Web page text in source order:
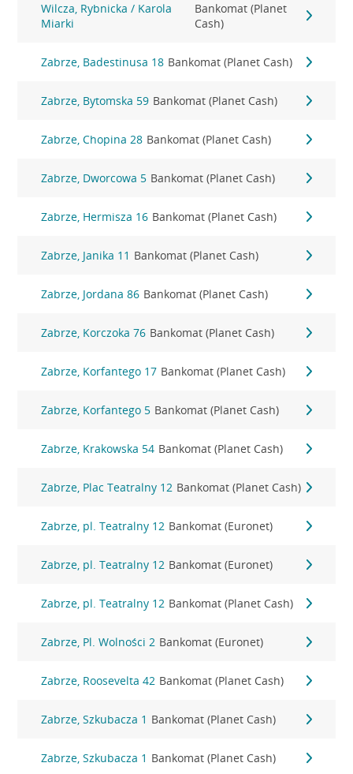
Wilcza, Rybnicka / Karola
Miarki
Bankomat (Planet
Cash)
Zabrze, Badestinusa 18 Bankomat (Planet Cash)
Zabrze, Bytomska 59 Bankomat (Planet Cash)
Zabrze, Chopina 28 Bankomat (Planet Cash)
Zabrze, Dworcowa 5 Bankomat (Planet Cash)
Zabrze, Hermisza 16 Bankomat (Planet Cash)
Zabrze, Janika 11 Bankomat (Planet Cash)
Zabrze, Jordana 86 Bankomat (Planet Cash)
Zabrze, Korczoka 76 Bankomat (Planet Cash)
Zabrze, Korfantego 17 Bankomat (Planet Cash)
Zabrze, Korfantego 5 Bankomat (Planet Cash)
Zabrze, Krakowska 54 Bankomat (Planet Cash)
Zabrze, Plac Teatralny 12 Bankomat (Planet Cash)
Zabrze, pl. Teatralny 12 Bankomat (Euronet)
Zabrze, pl. Teatralny 12 Bankomat (Euronet)
Zabrze, pl. Teatralny 12 Bankomat (Planet Cash)
Zabrze, Pl. Wolności 2 Bankomat (Euronet)
Zabrze, Roosevelta 42 Bankomat (Planet Cash)
Zabrze, Szkubacza 1 Bankomat (Planet Cash)
Zabrze, Szkubacza 1 Bankomat (Planet Cash)